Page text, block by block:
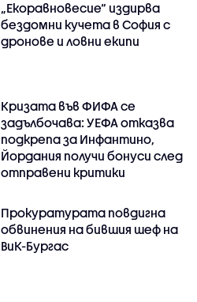
„Екоравновесие“ издирва
бездомни кучета в София с
дронове и ловни екипи
Кризата във ФИФА се
задълбочава: УЕФА отказва
подкрепа за Инфантино,
Йордания получи бонуси след
отправени критики
Прокуратурата повдигна
обвинения на бившия шеф на
ВиК-Бургас